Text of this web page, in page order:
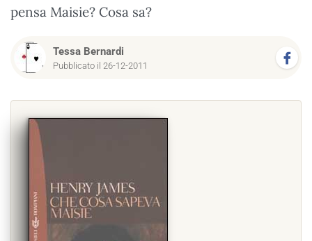
pensa Maisie? Cosa sa?
Tessa Bernardi
Pubblicato il 26-12-2011